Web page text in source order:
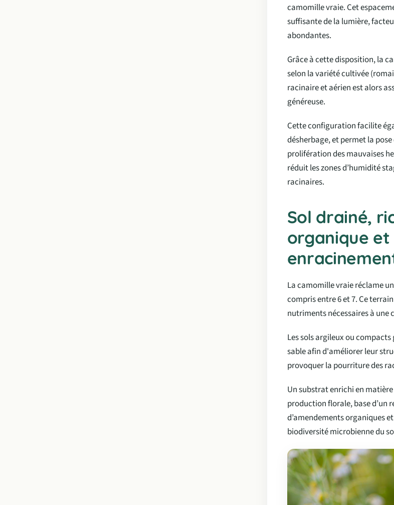
camomille vraie. Cet
suffisante de la lumière,
abondantes.
Grâce à cette disposition, la
selon la variété cultivée
racinaire et aérien est alors
généreuse.
Cette configuration facilite
désherbage, et permet la
prolifération des mauvaises
réduit les zones d’humidité
racinaires.
Sol drainé,
organique et
La camomille vraie réclame
compris entre 6 et 7. Ce
nutriments nécessaires à une
Les sols argileux ou
sable afin d'améliorer leur
provoquer la pourriture des
Un substrat enrichi en
production florale, base d’un
d’amendements organiques
biodiversité microbienne du